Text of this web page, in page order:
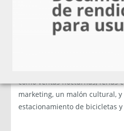
de un plan estratégico, entre
Cabe destacar que los
como ventas nocturnas, ferias
marketing, un malón cultural,
estacionamiento de bicicletas